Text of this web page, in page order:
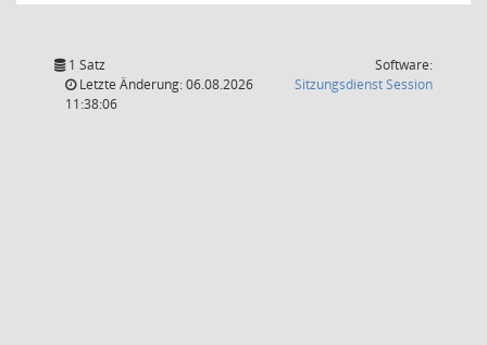
1 Satz
Letzte Änderung: 06.08.2026
11:38:06
Software:
SitzungsdienstSession(Wird in